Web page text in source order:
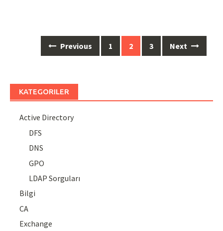
navigation
Previous 1 2 3 Next
KATEGORILER
Active Directory
DFS
DNS
GPO
LDAP Sorguları
Bilgi
CA
Exchange